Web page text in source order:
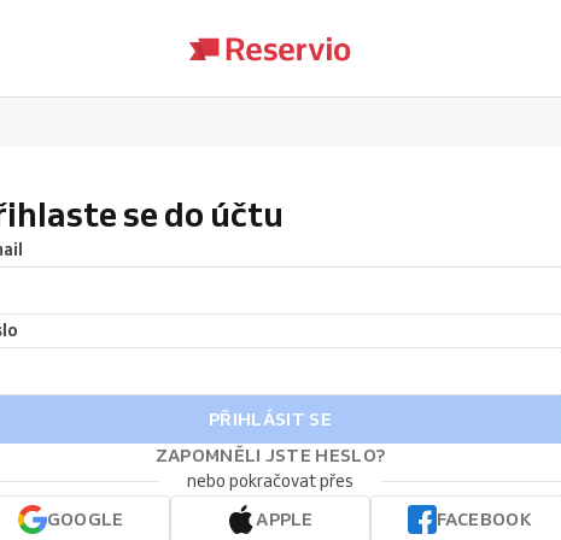
se do účtu
PŘIHLÁSIT SE
ZAPOMNĚLI JSTE HESLO?
nebo pokračovat přes
GOOGLE
APPLE FACEBOOK